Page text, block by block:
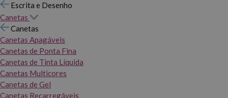
Escrita e Desenho
Canetas
Canetas
Canetas Apagáveis
Canetas de Ponta Fina
Canetas de Tinta Líquida
Canetas Multicores
Canetas de Gel
Canetas Recarregáveis